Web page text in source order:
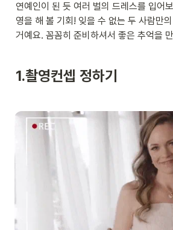
연예인이 된 듯 여러 벌의 드레스를 입어
영을 해 볼 기회! 잊을 수 없는 두 사람만
거예요. 꼼꼼히 준비하셔서 좋은 추억을
1.촬영컨셉 정하기